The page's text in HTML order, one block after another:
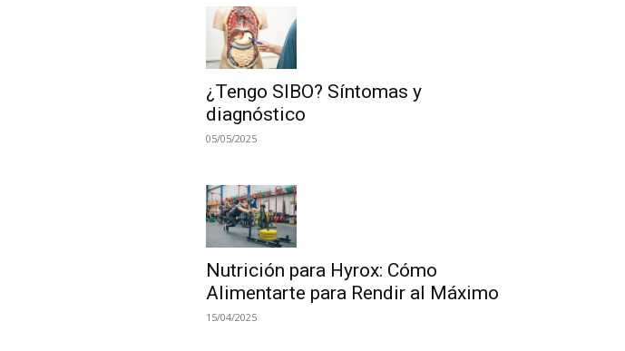
¿Tengo SIBO? Síntomas y
diagnóstico
05/05/2025
Nutrición para Hyrox: Cómo
Alimentarte para Rendir al Máximo
15/04/2025